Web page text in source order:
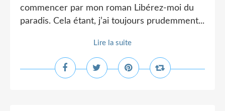
commencer par mon roman Libérez-moi du
paradis. Cela étant, j’ai toujours prudemment...
Lire la suite